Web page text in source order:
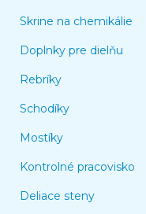
Skrine na chemikálie
Doplnky pre dielňu
Rebríky
Schodíky
Mostíky
Kontrolné pracovisko
Deliace steny